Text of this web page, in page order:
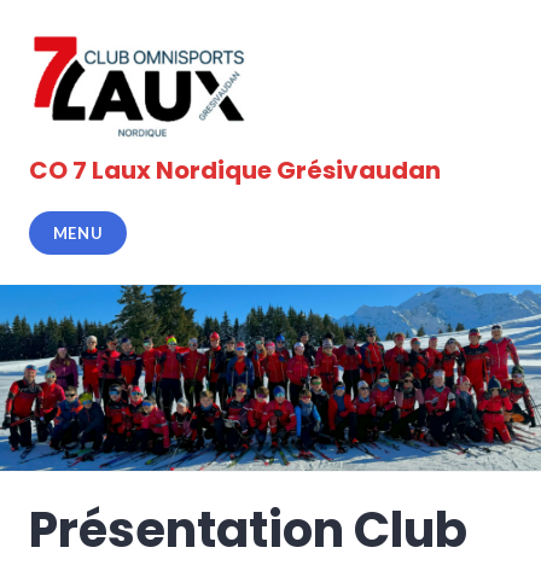
contenu
principal
CO 7 Laux Nordique Grésivaudan
MENU
Présentation Club